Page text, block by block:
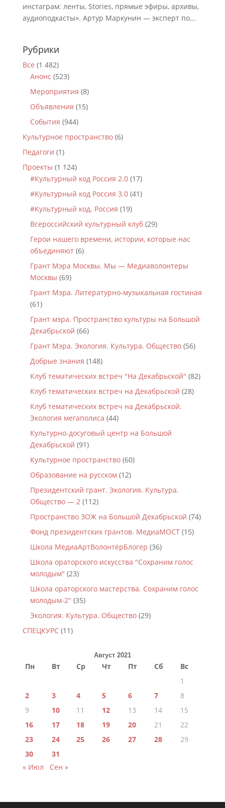
инстаграм: ленты, Stories, прямые эфиры, архивы,
аудиоподкасты». Артур Маркунин — эксперт по...
Рубрики
Все (1 482)
Анонс (523)
Мероприятия (8)
Объявления (15)
События (944)
Культурное пространство(6)
Педагоги (1)
Проекты (1 124)
#Культурный код Россия 2.0(17)
#Культурный код Россия 3.0(41)
#Культурный код. Россия (19)
Всероссийский культурный клуб(29)
Герои нашего времени, истории, которые нас
объединяют(6)
Грант Мэра Москвы. Мы — Медиаволонтеры
Москвы (69)
Грант Мэра. Литературно-музыкальная гостиная
(61)
Грант мэра. Пространство культуры на Большой
Декабрьской (66)
Грант Мэра. Экология. Культура. Общество(56)
Добрые знания (148)
Клуб тематических встреч "На Декабрьской" (82)
Клуб тематических встреч на Декабрьской (28)
Клуб тематических встреч на Декабрьской.
Экология мегаполиса (44)
Культурно-досуговый центр на Большой
Декабрьской (91)
Культурное пространство(60)
Образование на русском (12)
Президентский грант. Экология. Культура.
Общество — 2(112)
Пространство ЗОЖ на Большой Декабрьской (74)
Фонд президентских грантов. МедиаМОСТ(15)
Школа МедиаАртВолонтёрБлогер (36)
Школа ораторского искусства "Сохраним голос
молодым" (23)
Школа ораторского мастерства. Сохраним голос
молодым-2" (35)
Экология. Культура. Общество(29)
СПЕЦКУРС(11)
Август 2021
Пн Вт Ср Чт Пт Сб
Вс
1
2
3 4 5 6 7
8
9
10 11 12 13 14
15
16
17 18 19 20 21
22
23
24 25 26 27 28
29
30
31
« Июл
Сен »